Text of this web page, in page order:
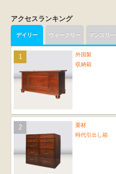
アクセスランキング
デイリー
外国製
収納箱
栗材
時代引出し箱
ウィークリー マンスリー